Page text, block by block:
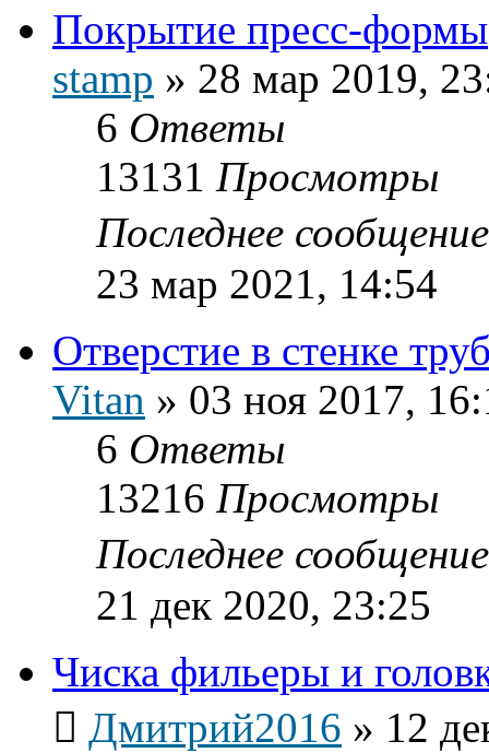
Покрытие пресс-формы
stamp » 28 мар 2019,
6 Ответы
13131 Просмотры
Последнее
23 мар 2021, 14:54
Отверстие в стенке
Vitan » 03 ноя 2017,
6 Ответы
13216 Просмотры
Последнее
21 дек 2020, 23:25
Чиска фильеры и
Дмитрий2016 » 12